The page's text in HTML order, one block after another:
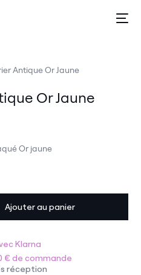
Antique Or Jaune
Or Jaune
Or jaune
Ajouter au panier
Klarna
€ de commande
réception